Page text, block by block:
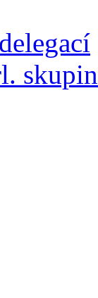
skupin